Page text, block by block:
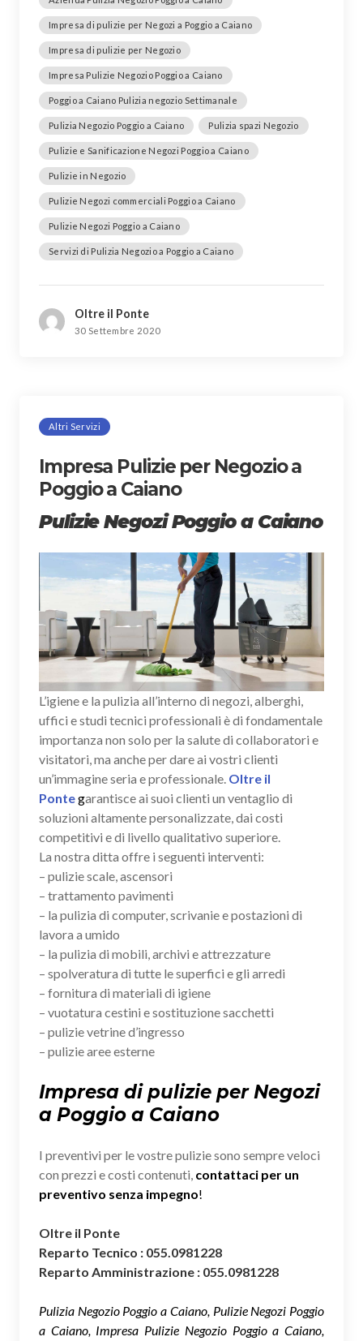
Impresa di pulizie per Negozi a Poggio a Caiano
Impresa di pulizie per Negozio
Impresa Pulizie Negozio Poggio a Caiano
Poggio a Caiano Pulizia negozio Settimanale
Pulizia Negozio Poggio a Caiano Pulizia spazi Negozio
Pulizie e Sanificazione Negozi Poggio a Caiano
Pulizie in Negozio
Pulizie Negozi commerciali Poggio a Caiano
Pulizie Negozi Poggio a Caiano
Servizi di Pulizia Negozio a Poggio a Caiano
Oltre il Ponte
30 Settembre 2020
Altri Servizi
Impresa Pulizie per Negozio a
Poggio a Caiano
Pulizie Negozi Poggio a Caiano
L’igiene e la pulizia all’interno di negozi, alberghi,
uffici e studi tecnici professionali è di fondamentale
importanza non solo per la salute di collaboratori e
visitatori, ma anche per dare ai vostri clienti
un’immagine seria e professionale. Oltre il
Pontegarantisce ai suoi clienti un ventaglio di
soluzioni altamente personalizzate, dai costi
competitivi e di livello qualitativo superiore.
La nostra ditta offre i seguenti interventi:
– pulizie scale, ascensori
– trattamento pavimenti
– la pulizia di computer, scrivanie e postazioni di
lavora a umido
– la pulizia di mobili, archivi e attrezzature
– spolveratura di tutte le superfici e gli arredi
– fornitura di materiali di igiene
– vuotatura cestini e sostituzione sacchetti
– pulizie vetrine d’ingresso
– pulizie aree esterne
Impresa di pulizie per Negozi
a Poggio a Caiano
I preventivi per le vostre pulizie sono sempre veloci
con prezzi e costi contenuti, contattaci per un
preventivo senza impegno!
Oltre il Ponte
Reparto Tecnico : 055.0981228
Reparto Amministrazione : 055.0981228
Pulizia Negozio Poggio a Caiano, Pulizie Negozi Poggio
a Caiano, Impresa Pulizie Negozio Poggio a Caiano,